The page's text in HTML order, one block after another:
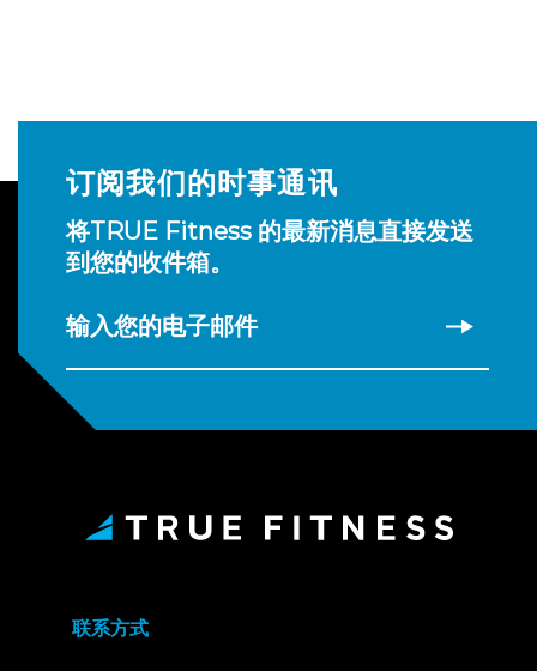
订阅我们的时事通讯
将TRUE Fitness 的最新消息直接发送
到您的收件箱。
输入您的电子邮件
联系方式